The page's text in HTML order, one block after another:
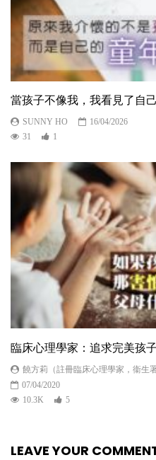
當孩子不像我，我看見了自
SUNNY HO
16/04/2026
31
1
臨床心理學家：追求完美孩
饒方莉（註冊臨床心理學家，衞生
07/04/2020
10.3K
5
LEAVE YOUR